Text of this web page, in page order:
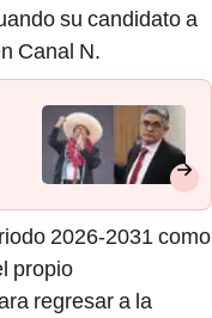
su candidato a
Canal N.
2026-2031 como
propio
regresar a la